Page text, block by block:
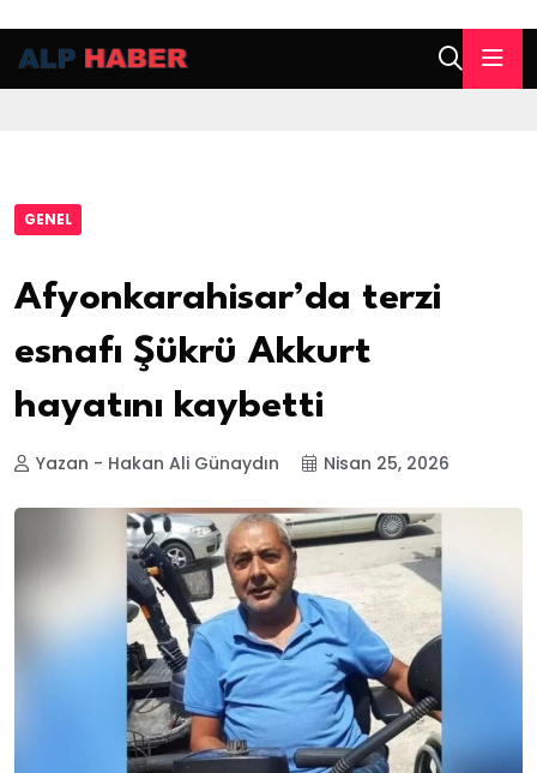
GENEL
Afyonkarahisar’da terzi
esnafı Şükrü Akkurt
hayatını kaybetti
Yazan - Hakan Ali Günaydın Nisan 25, 2026